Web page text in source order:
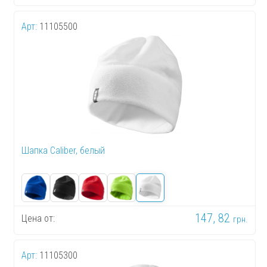
Арт: 11105500
Шапка Caliber, белый
Цена от: 147, 82 грн.
Арт: 11105300